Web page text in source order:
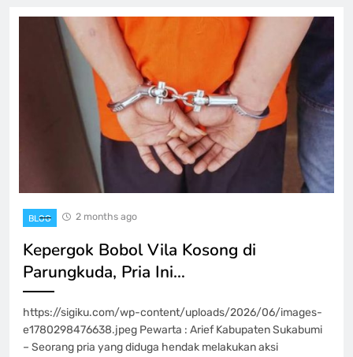
BLOG 2 months ago
Kepergok Bobol Vila Kosong di
Parungkuda, Pria Ini…
https://sigiku.com/wp-content/uploads/2026/06/images-
e1780298476638.jpeg Pewarta : Arief Kabupaten Sukabumi
– Seorang pria yang diduga hendak melakukan aksi